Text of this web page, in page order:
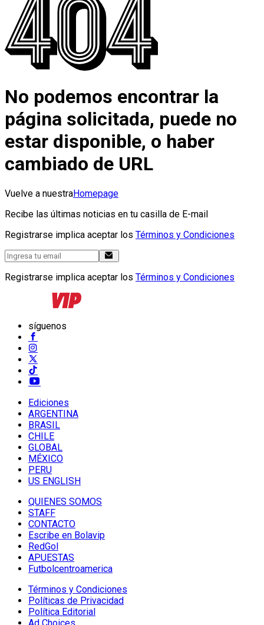
No podemos encontrar la
página solicitada, puede no
estar disponible, o haber
cambiado de URL
Vuelve a nuestraHomepage
Recibe las últimas noticias en tu casilla de E-mail
Registrarse implica aceptar los Términos y Condiciones
Registrarse implica aceptar los Términos y Condiciones
síguenos
Ediciones
ARGENTINA
BRASIL
CHILE
GLOBAL
MÉXICO
PERU
US ENGLISH
QUIENES SOMOS
STAFF
CONTACTO
Escribe en Bolavip
RedGol
APUESTAS
Futbolcentroamerica
Términos y Condiciones
Políticas de Privacidad
Política Editorial